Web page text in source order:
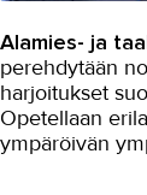
Alamies- ja
perehdytään
harjoitukset
Opetellaan
ympäröivän